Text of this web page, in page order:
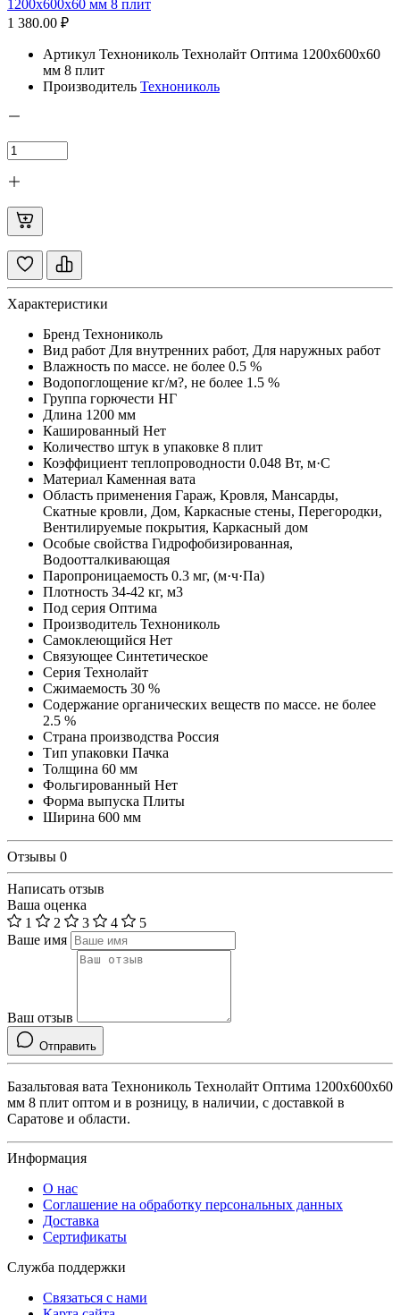
1 380.00 ₽
Артикул Технониколь Технолайт Оптима 1200x600x60
мм 8 плит
Производитель Технониколь
Характеристики
Бренд Технониколь
Вид работ Для внутренних работ, Для наружных работ
Влажность по массе. не более 0.5 %
Водопоглощение кг/м?, не более 1.5 %
Группа горючести НГ
Длина 1200 мм
Кашированный Нет
Количество штук в упаковке 8 плит
Коэффициент теплопроводности 0.048 Вт, м·С
Материал Каменная вата
Область применения Гараж, Кровля, Мансарды,
Скатные кровли, Дом, Каркасные стены, Перегородки,
Вентилируемые покрытия, Каркасный дом
Особые свойства Гидрофобизированная,
Водоотталкивающая
Паропроницаемость 0.3 мг, (м·ч·Па)
Плотность 34-42 кг, м3
Под серия Оптима
Производитель Технониколь
Самоклеющийся Нет
Связующее Синтетическое
Серия Технолайт
Сжимаемость 30 %
Содержание органических веществ по массе. не более
2.5 %
Страна производства Россия
Тип упаковки Пачка
Толщина 60 мм
Фольгированный Нет
Форма выпуска Плиты
Ширина 600 мм
Отзывы 0
Написать отзыв
Ваша оценка
1
2 3 4
5
Ваше имя
Ваш отзыв
Отправить
Базальтовая вата Технониколь Технолайт Оптима 1200x600x60
мм 8 плит оптом и в розницу, в наличии, с доставкой в
Саратове и области.
Информация
О нас
Соглашение на обработку персональных данных
Доставка
Сертификаты
Служба поддержки
Связаться с нами